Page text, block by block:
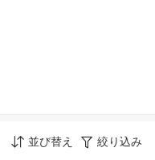
並び替え 絞り込み